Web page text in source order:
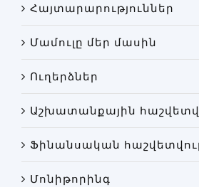
Հայտարարություններ
Մամուլը մեր մասին
Ուղերձներ
Աշխատանքային
Ֆինանսական
Մոնիթորինգ